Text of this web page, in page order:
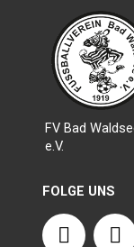
FV Bad
e.V.
FOLGE UNS
F
I